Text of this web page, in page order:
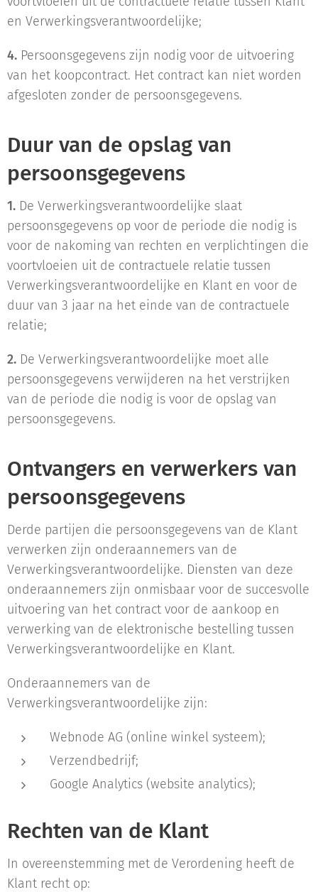
en Verwerkingsverantwoordelijke;
4. Persoonsgegevens zijn nodig voor de uitvoering
van het koopcontract. Het contract kan niet worden
afgesloten zonder de persoonsgegevens.
Duur van de opslag van
persoonsgegevens
1. De Verwerkingsverantwoordelijke slaat
persoonsgegevens op voor de periode die nodig is
voor de nakoming van rechten en verplichtingen die
voortvloeien uit de contractuele relatie tussen
Verwerkingsverantwoordelijke en Klant en voor de
duur van 3 jaar na het einde van de contractuele
relatie;
2. De Verwerkingsverantwoordelijke moet alle
persoonsgegevens verwijderen na het verstrijken
van de periode die nodig is voor de opslag van
persoonsgegevens.
Ontvangers en verwerkers van
persoonsgegevens
Derde partijen die persoonsgegevens van de Klant
verwerken zijn onderaannemers van de
Verwerkingsverantwoordelijke. Diensten van deze
onderaannemers zijn onmisbaar voor de succesvolle
uitvoering van het contract voor de aankoop en
verwerking van de elektronische bestelling tussen
Verwerkingsverantwoordelijke en Klant.
Onderaannemers van de
Verwerkingsverantwoordelijke zijn:
Webnode AG (online winkel systeem);
Verzendbedrijf;
Google Analytics (website analytics);
Rechten van de Klant
In overeenstemming met de Verordening heeft de
Klant recht op: